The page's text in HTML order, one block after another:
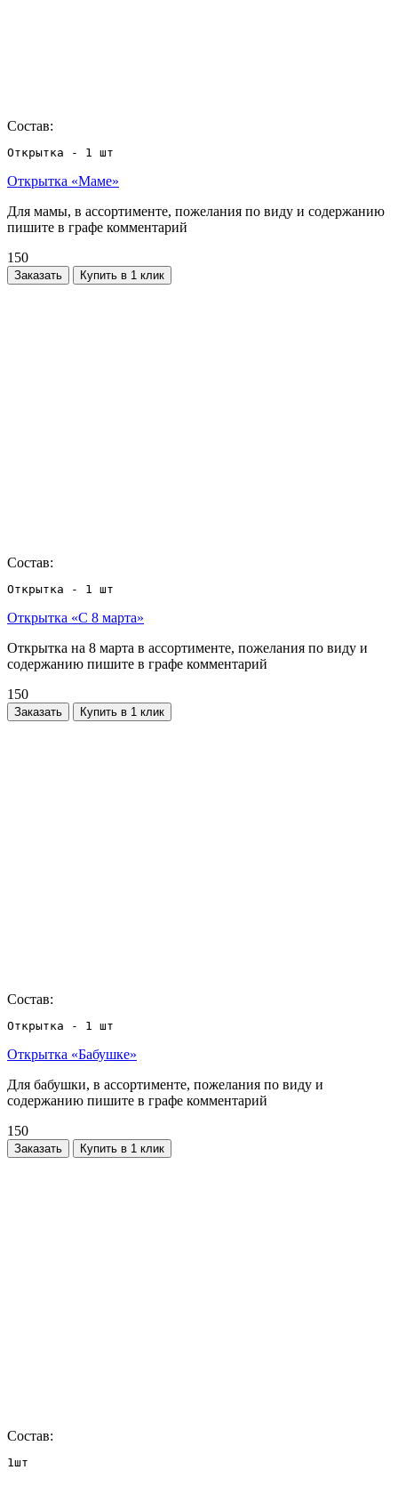
Состав:
Открытка - 1 шт
Открытка «Маме»
Для мамы, в ассортименте, пожелания по виду и содержанию
пишите в графе комментарий
150
Заказать Купить в 1 клик
Состав:
Открытка - 1 шт
Открытка «С 8 марта»
Открытка на 8 марта в ассортименте, пожелания по виду и
содержанию пишите в графе комментарий
150
Заказать Купить в 1 клик
Состав:
Открытка - 1 шт
Открытка «Бабушке»
Для бабушки, в ассортименте, пожелания по виду и
содержанию пишите в графе комментарий
150
Заказать Купить в 1 клик
Состав:
1шт